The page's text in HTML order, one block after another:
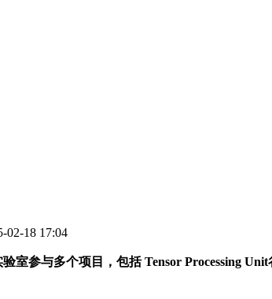
02-18 17:04
参与多个项目，包括 Tensor Processing